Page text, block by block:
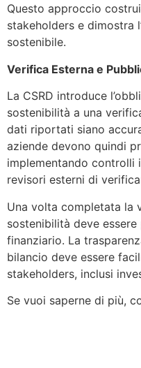
Questo approccio
stakeholders e dimostra
sostenibile.
Verifica Esterna e
La CSRD introduce
sostenibilità a una
dati riportati siano
aziende devono quindi
implementando controlli
revisori esterni di
Una volta completata la
sostenibilità deve
finanziario. La
bilancio deve essere
stakeholders, inclusi
Se vuoi saperne di più,